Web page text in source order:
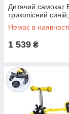
Дитячий самокат
триколісний
Немає в наявності
1 539 ₴